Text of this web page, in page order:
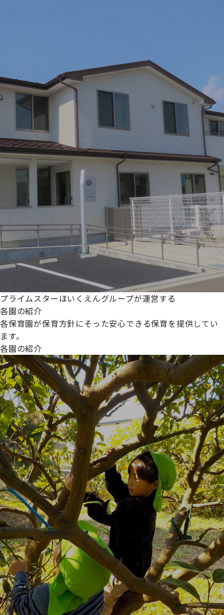
プライムスターほいくえんグループが運営する
各園の紹介
各保育園が保育方針にそった安心できる保育を提供してい
ます。
各園の紹介